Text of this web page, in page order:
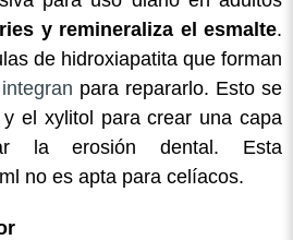
y remineraliza el esmalte.
de hidroxiapatita que forman
integran para repararlo. Esto se
el xylitol para crear una capa
la erosión dental. Esta
no es apta para celíacos.